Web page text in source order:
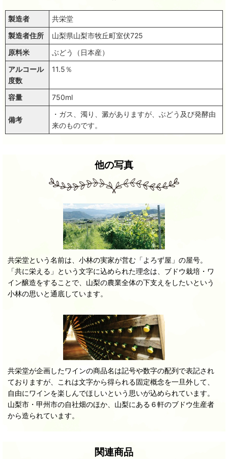
製造者
共栄堂
製造者住所
山梨県山梨市牧丘町室伏725
原料米
ぶどう（日本産）
アルコール
度数
11.5％
容量 750ml
備考
・ガス、濁り、澱がありますが、ぶどう及び発酵由
来のものです。
他の写真
共栄堂という名前は、小林の実家が営む「よろず屋」の屋号。
「共に栄える」という文字に込められた理念は、ブドウ栽培・ワ
イン醸造をすることで、山梨の農業全体の下支えをしたいという
小林の思いと通底しています。
共栄堂が企画したワインの商品名は記号や数字の配列で表記され
ておりますが、これは文字から得られる固定概念を一旦外して、
自由にワインを楽しんでほしいという思いが込められています。
山梨市・甲州市の自社畑のほか、山梨にある６軒のブドウ生産者
から造られています。
関連商品